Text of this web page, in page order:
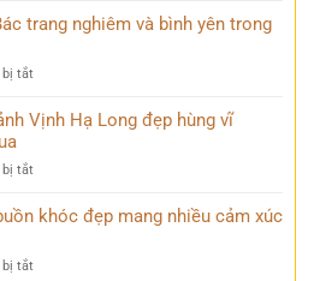
Ảnh
thành
hiện
lung
lên
trang nghiêm và bình yên trong
bị tắt
Ảnh
Lăng
trang
và
Vịnh Hạ Long đẹp hùng vĩ
bị tắt
148+
Vịnh
khóc đẹp mang nhiều cảm xúc
bị tắt